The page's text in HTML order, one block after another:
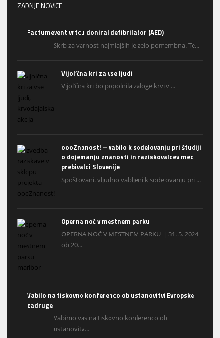
ZADNJE NOVICE
Factumevent vrtcu doniral defibrilator (AED)
Skrb za varnost najmlajših je zelo pomembna. Te...
Vijol’čna kri za vse ljudi
Vijol’čna kri bo popolnila zaloge krvi v ...
oooZnanost! – vabilo k sodelovanju pri študiji
o dojemanju znanosti in raziskovalcev med
prebivalci Slovenije
Spoštovani, vljudno vabljeni k sodelovanju pri ...
Operna noč v mestnem parku
OPERNA NOČ V MESTNEM PARKU | 31. 5. 2024
ob 20...
Vabilo na tiskovno konferenco ob ustanovitvi Evropske
zadruge
Vabimo vas na tiskovno konferenco ob
ustanovitv...